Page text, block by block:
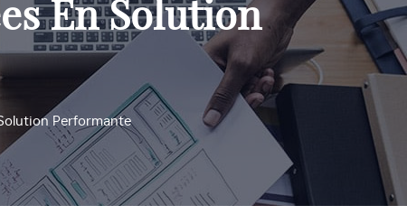
En Solution
Performante